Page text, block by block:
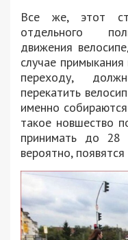
Все же, этот
отдельного
движения
случае
переходу,
перекатить
именно
такое новшество
принимать до 28
вероятно,